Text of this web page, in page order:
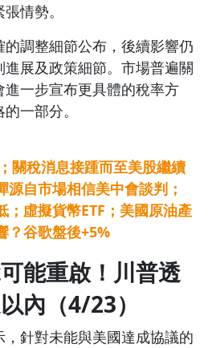
情勢。
調整細節公布，後續影響仍
展及政策細節。市場普遍關
一步宣布更具體的稅率方
一部分。
關稅消息接踵而至美股繼續
源自市場相信美中會談判；
；虛擬貨幣ETF；美國原油產
？谷歌盤後+5%
能重啟！川普透
內（4/23）
針對未能與美國達成協議的